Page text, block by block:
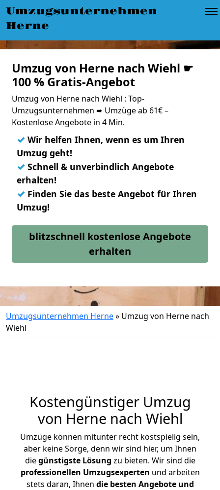
Umzugsunternehmen
Herne
Umzug von Herne nach Wiehl ☛
100 % Gratis-Angebot
Umzug von Herne nach Wiehl : Top-
Umzugsunternehmen ➨ Umzüge ab 61€ –
Kostenlose Angebote in 4 Min.
✓ Wir helfen Ihnen, wenn es um Ihren
Umzug geht!
✓ Schnell & unverbindlich Angebote
erhalten!
✓ Finden Sie das beste Angebot für Ihren
Umzug!
blitzschnell kostenlose Angebote
erhalten
Umzugsunternehmen Herne» Umzug von Herne nach
Wiehl
Kostengünstiger Umzug
von Herne nach Wiehl
Umzüge können mitunter recht kostspielig sein,
aber keine Sorge, denn wir sind hier, um Ihnen
diegünstigste Lösung zu bieten. Wir sind die
professionellen Umzugsexperten und arbeiten
stets daran, Ihnen die besten Angebote und